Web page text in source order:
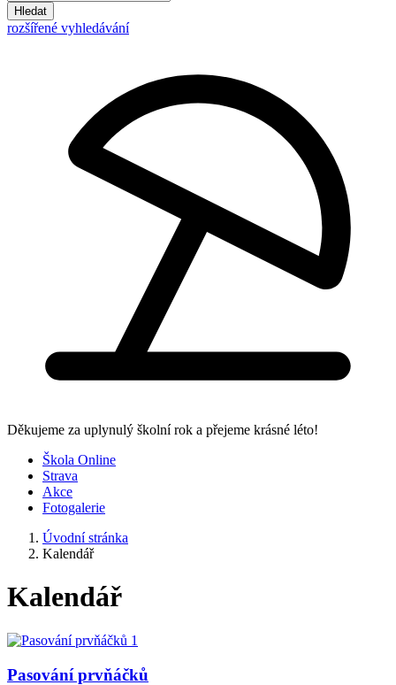
Hledat
rozšířené vyhledávání
Děkujeme za uplynulý školní rok a přejeme krásné léto!
Škola Online
Strava
Akce
Fotogalerie
Úvodní stránka
Kalendář
Kalendář
Pasování prvňáčků